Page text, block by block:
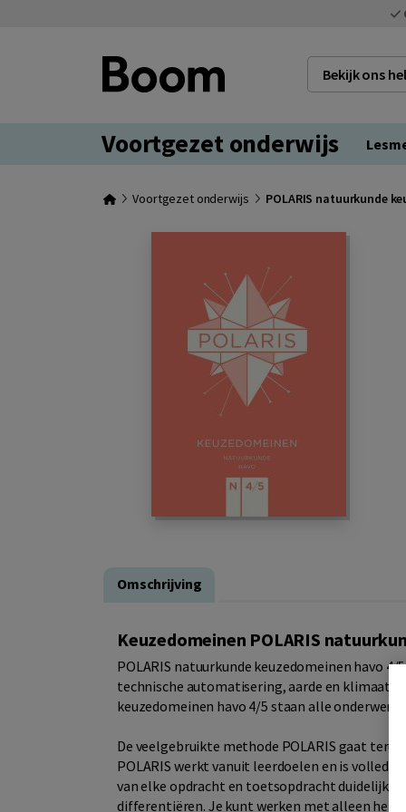
Bekijk ons
Voortgezet onderwijs
Voortgezet onderwijs POLARIS natuurkunde
Omschrijving
Keuzedomeinen POLARIS
POLARIS natuurkunde keuzedomeinen havo
technische automatisering, aarde en klimaat
keuzedomeinen havo 4/5 staan alle
De veelgebruikte methode POLARIS gaat
POLARIS werkt vanuit leerdoelen en is
van elke opdracht en toetsopdracht duidelijk
differentiëren. Je kunt werken met alleen het